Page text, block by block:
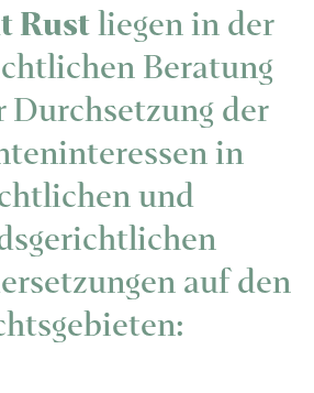
Rust liegen in der
Beratung
Durchsetzung der
in
und
auf den